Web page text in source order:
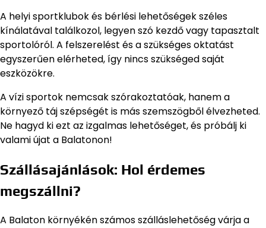
A helyi sportklubok és bérlési lehetőségek széles
kínálatával találkozol, legyen szó kezdő vagy tapasztalt
sportolóról. A felszerelést és a szükséges oktatást
egyszerűen elérheted, így nincs szükséged saját
eszközökre.
A vízi sportok nemcsak szórakoztatóak, hanem a
környező táj szépségét is más szemszögből élvezheted.
Ne hagyd ki ezt az izgalmas lehetőséget, és próbálj ki
valami újat a Balatonon!
Szállásajánlások: Hol érdemes
megszállni?
A Balaton környékén számos szálláslehetőség várja a